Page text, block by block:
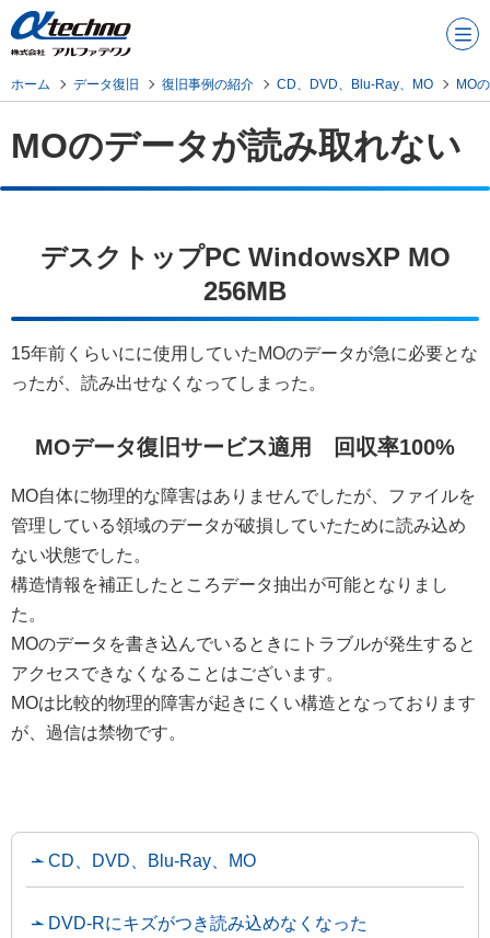
メニュ
ー
ホーム データ復旧 復旧事例の紹介 CD、DVD、Blu-Ray、MO MO
MOのデータが読み取れない
デスクトップPC WindowsXP MO
256MB
15年前くらいにに使用していたMOのデータが急に必要とな
ったが、読み出せなくなってしまった。
MOデータ復旧サービス適用 回収率100%
MO自体に物理的な障害はありませんでしたが、ファイルを
管理している領域のデータが破損していたために読み込め
ない状態でした。
構造情報を補正したところデータ抽出が可能となりまし
た。
MOのデータを書き込んでいるときにトラブルが発生すると
アクセスできなくなることはございます。
MOは比較的物理的障害が起きにくい構造となっております
が、過信は禁物です。
CD、DVD、Blu-Ray、MO
DVD-Rにキズがつき読み込めなくなった